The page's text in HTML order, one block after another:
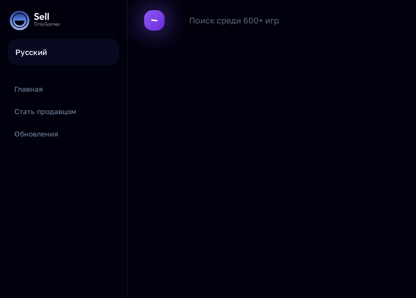
Русский
Главная
Стать продавцом
Обновления